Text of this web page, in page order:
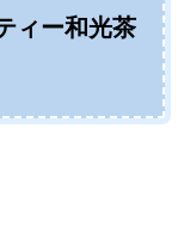
ィー和光茶